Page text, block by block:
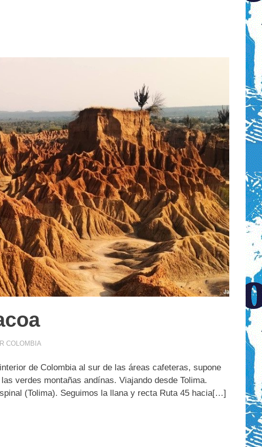
COLOMBIA
de Colombia al sur de las áreas cafeteras, supone
verdes montañas andínas. Viajando desde Tolima.
(Tolima). Seguimos la llana y recta Ruta 45 hacia[…]